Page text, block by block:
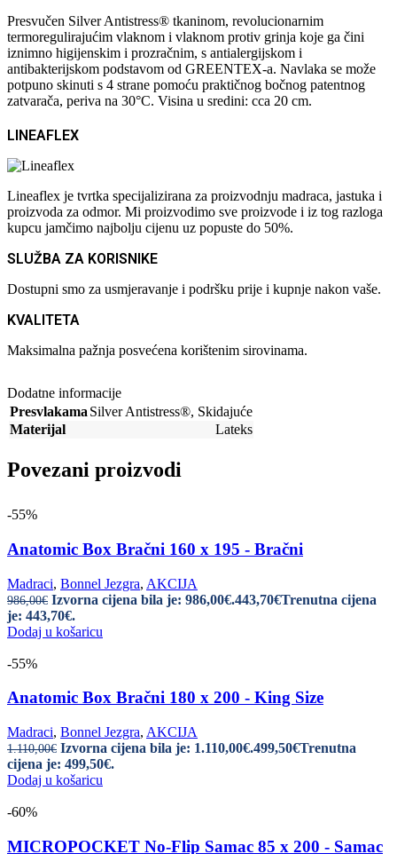
Presvučen Silver Antistress® tkaninom, revolucionarnim
termoregulirajućim vlaknom i vlaknom protiv grinja koje ga čini
iznimno higijenskim i prozračnim, s antialergijskom i
antibakterijskom podstavom od GREENTEX-a. Navlaka se može
potpuno skinuti s 4 strane pomoću praktičnog bočnog patentnog
zatvarača, periva na 30°C. Visina u sredini: cca 20 cm.
LINEAFLEX
Lineaflex je tvrtka specijalizirana za proizvodnju madraca, jastuka i
proizvoda za odmor. Mi proizvodimo sve proizvode i iz tog razloga
kupcu jamčimo najbolju cijenu uz popuste do 50%.
SLUŽBA ZA KORISNIKE
Dostupni smo za usmjeravanje i podršku prije i kupnje nakon vaše.
KVALITETA
Maksimalna pažnja posvećena korištenim sirovinama.
Dodatne informacije
Presvlakama Silver Antistress®, Skidajuće
Materijal
Lateks
Povezani proizvodi
-55%
Anatomic Box Bračni 160 x 195 - Bračni
Madraci, Bonnel Jezgra, AKCIJA
986,00€ Izvorna cijena bila je: 986,00€.443,70€Trenutna cijena
je: 443,70€.
Dodaj u košaricu
-55%
Anatomic Box Bračni 180 x 200 - King Size
Madraci, Bonnel Jezgra, AKCIJA
1.110,00€ Izvorna cijena bila je: 1.110,00€.499,50€Trenutna
cijena je: 499,50€.
Dodaj u košaricu
-60%
MICROPOCKET No-Flip Samac 85 x 200 - Samac